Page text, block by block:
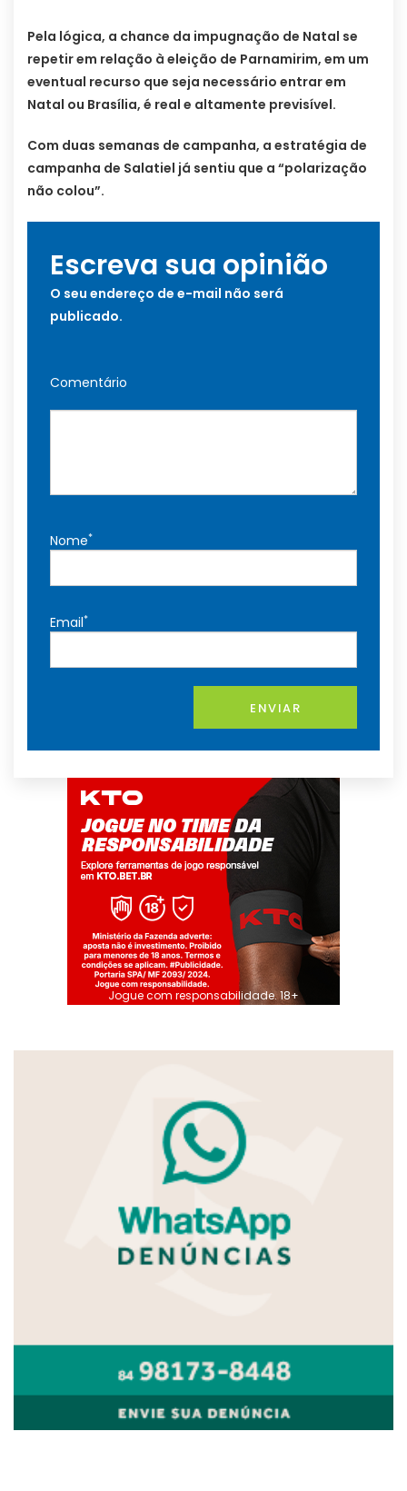
Pela lógica, a chance da impugnação de Natal se
repetir em relação à eleição de Parnamirim, em um
eventual recurso que seja necessário entrar em
Natal ou Brasília, é real e altamente previsível.
Com duas semanas de campanha, a estratégia de
campanha de Salatiel já sentiu que a “polarização
não colou”.
Escreva sua opinião
O seu endereço de e-mail não será
publicado.
Comentário
Nome*
Email*
ENVIAR
Jogue com responsabilidade. 18+